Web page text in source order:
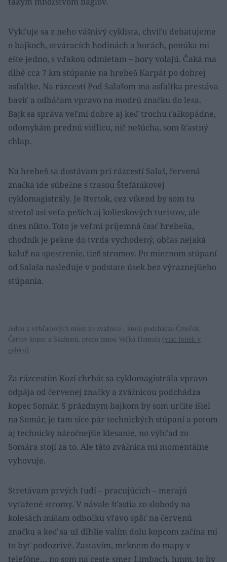
Vykľuje sa z neho vášnivý cyklista, chvíľu debatujeme
o bajkoch, otváracích hodinách a horách, ponúka mi
ešte jedno, s vďakou odmietam – hory volajú. Čaká ma
dlhé cca 7 km stúpanie na hrebeň Karpát po dobrej
asfaltke. Na rázcestí Pod Salašom ma asfaltka prestáva
baviť a odbáčam vpravo na modrú značku do lesa.
Bajk sa správa veľmi dobre aj keď trochu ťažkopádne,
odomykám prednú vidlicu, nič nešúcha, som šťastný
chlap.
Na hrebeň sa dostávam pri rázcestí Salaš, červená
značka ide súbežne s trasou Štefánikovej
cyklomagistrály. Je štvrtok, cez víkend by som tu
stretol asi veľa peších aj kolieskových turistov, ale
dnes nikto. Toto je veľmi príjemná časť hrebeňa,
chodník je pekne do tvrda vychodený, občas nejaká
kaluž na spestrenie, tieň stromov. Po miernom stúpaní
od Salaša nasleduje v podstate úsek bez výraznejšieho
stúpania.
Jedno z výhľadových miest zo zvážnice , ktorá podchádza Čmeľok,
Čertov kopec a Skalnatú, predo mnou Veľká Homola (viac fotiek v
galérii)
Za rázcestím Kozí chrbát sa cyklomagistrála vpravo
odpája od červenej značky a zvážnicou podchádza
kopec Somár. S prázdnym bajkom by som určite išiel
na Somár, je tam síce pár technických stúpaní a potom
aj technicky náročnejšie klesanie, no výhľad zo
Somára stojí za to. Ale táto zvážnica mi momentálne
vyhovuje.
Stretávam prvých ľudí – pracujúcich – merajú
vyťažené stromy. V návale šťastia zo slobody na
kolesách míňam odbočku vľavo späť na červenú
značku a keď sa už dlhšie valím dolu kopcom začína mi
to byť podozrivé. Zastavím, mrknem do mapy v
telefóne… no som na ceste smer Limbach, hmm, to by